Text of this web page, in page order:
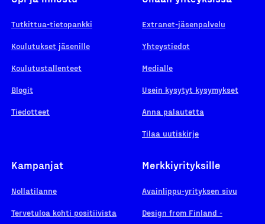
Tutkittua-tietopankki
Koulutukset jäsenille
Koulutustallenteet
Blogit
Tiedotteet
Extranet-jäsenpalvelu
Yhteystiedot
Medialle
Usein kysytyt kysymykset
Anna palautetta
Tilaa uutiskirje
Kampanjat
Nollatilanne
Tervetuloa kohti positiivista
Merkkiyrityksille
Avainlippu-yrityksen sivu
Design from Finland -